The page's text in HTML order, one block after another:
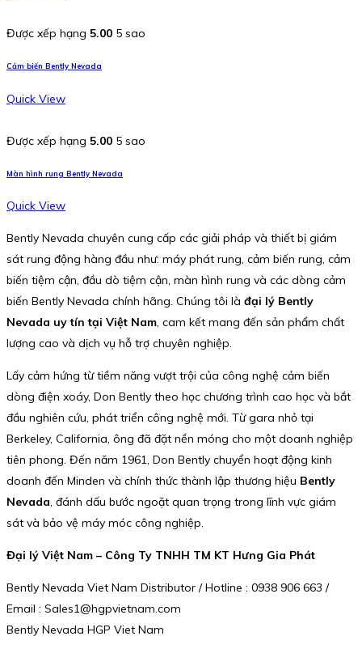
Được xếp hạng 5.00 5 sao
Cảm biến Bently Nevada
Quick View
Được xếp hạng 5.00 5 sao
Màn hình rung Bently Nevada
Quick View
Bently Nevada chuyên cung cấp các giải pháp và thiết bị giám
sát rung động hàng đầu như: máy phát rung, cảm biến rung, cảm
biến tiệm cận, đầu dò tiệm cận, màn hình rung và các dòng cảm
biến Bently Nevada chính hãng. Chúng tôi là đại lý Bently
Nevada uy tín tại Việt Nam, cam kết mang đến sản phẩm chất
lượng cao và dịch vụ hỗ trợ chuyên nghiệp.
Lấy cảm hứng từ tiềm năng vượt trội của công nghệ cảm biến
dòng điện xoáy, Don Bently theo học chương trình cao học và bắt
đầu nghiên cứu, phát triển công nghệ mới. Từ gara nhỏ tại
Berkeley, California, ông đã đặt nền móng cho một doanh nghiệp
tiên phong. Đến năm 1961, Don Bently chuyển hoạt động kinh
doanh đến Minden và chính thức thành lập thương hiệu Bently
Nevada, đánh dấu bước ngoặt quan trọng trong lĩnh vực giám
sát và bảo vệ máy móc công nghiệp.
Đại lý Việt Nam – Công Ty TNHH TM KT Hưng Gia Phát
Bently Nevada Viet Nam Distributor / Hotline : 0938 906 663 /
Email : Sales1@hgpvietnam.com
Bently Nevada HGP Viet Nam